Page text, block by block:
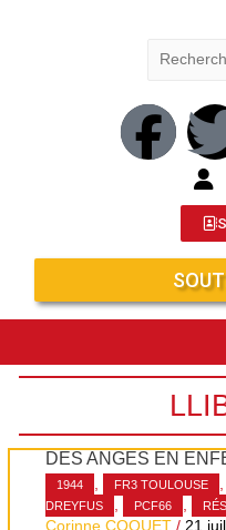
DES ANGES EN
1944 , FR3 TOULOUSE ,
DREYFUS
, PCF66 ,
Corinne COQUET /21